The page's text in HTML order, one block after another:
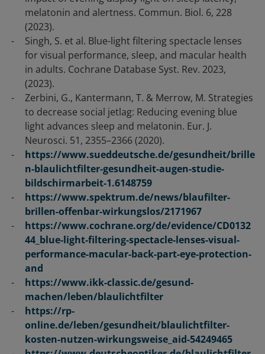
melatonin and alertness. Commun. Biol. 6, 228
(2023).
Singh, S. et al. Blue-light filtering spectacle lenses
for visual performance, sleep, and macular health
in adults. Cochrane Database Syst. Rev. 2023,
(2023).
Zerbini, G., Kantermann, T. & Merrow, M. Strategies
to decrease social jetlag: Reducing evening blue
light advances sleep and melatonin. Eur. J.
Neurosci. 51, 2355–2366 (2020).
https://www.sueddeutsche.de/gesundheit/brille
n-blaulichtfilter-gesundheit-augen-studie-
bildschirmarbeit-1.6148759
https://www.spektrum.de/news/blaufilter-
brillen-offenbar-wirkungslos/2171967
https://www.cochrane.org/de/evidence/CD0132
44_blue-light-filtering-spectacle-lenses-visual-
performance-macular-back-part-eye-protection-
and
https://www.ikk-classic.de/gesund-
machen/leben/blaulichtfilter
https://rp-
online.de/leben/gesundheit/blaulichtfilter-
kosten-nutzen-wirkungsweise_aid-54249465